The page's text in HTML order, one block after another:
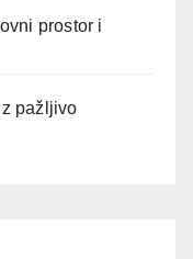
prostor i
pažljivo